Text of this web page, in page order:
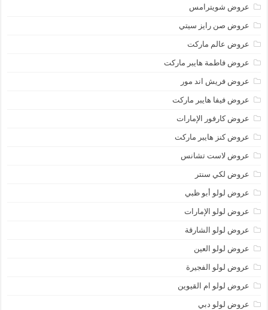
عروض شويترامس
عروض صن رايز سيتي
عروض عالم ماركت
عروض فاطمة هايبر ماركت
عروض فريش اند مور
عروض فيفا هايبر ماركت
عروض كارفور الإمارات
عروض كنز هايبر ماركت
عروض لاست تشانس
عروض لكي سنتر
عروض لولو أبو ظبي
عروض لولو الإمارات
عروض لولو الشارقة
عروض لولو العين
عروض لولو الفجيرة
عروض لولو ام القيوين
عروض لولو دبي